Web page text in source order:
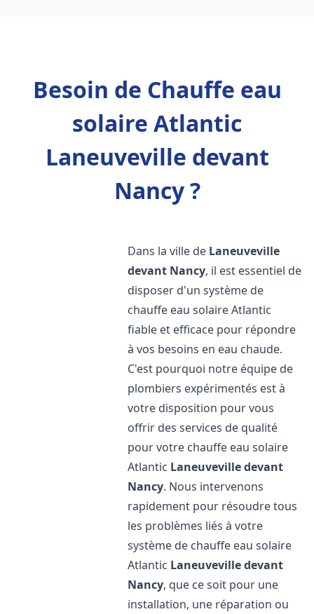
Besoin de Chauffe eau
solaire Atlantic
Laneuveville devant
Nancy ?
Dans la ville de Laneuveville
devant Nancy, il est essentiel de
disposer d'un système de
chauffe eau solaire Atlantic
fiable et efficace pour répondre
à vos besoins en eau chaude.
C'est pourquoi notre équipe de
plombiers expérimentés est à
votre disposition pour vous
offrir des services de qualité
pour votre chauffe eau solaire
Atlantic Laneuveville devant
Nancy. Nous intervenons
rapidement pour résoudre tous
les problèmes liés à votre
système de chauffe eau solaire
Atlantic Laneuveville devant
Nancy, que ce soit pour une
installation, une réparation ou